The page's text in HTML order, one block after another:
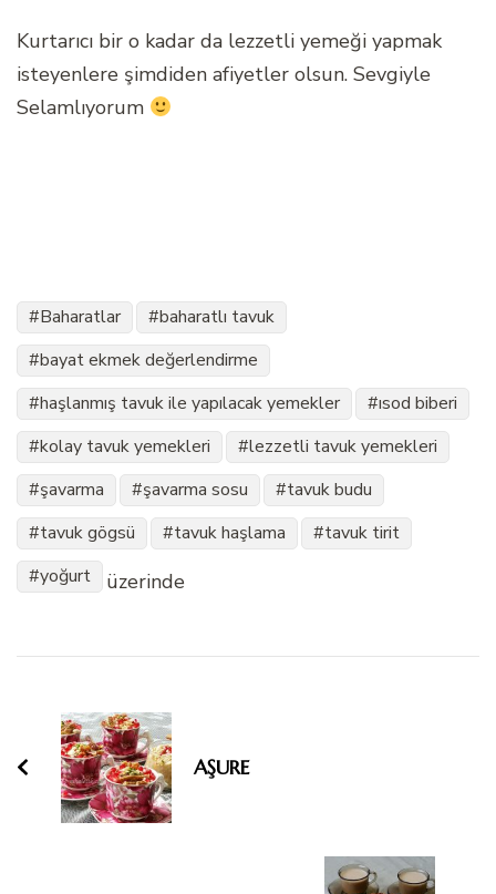
Kurtarıcı bir o kadar da lezzetli yemeği yapmak
isteyenlere şimdiden afiyetler olsun. Sevgiyle
Selamlıyorum
Baharatlar
baharatlı tavuk
bayat ekmek değerlendirme
haşlanmış tavuk ile yapılacak yemekler
ısod biberi
kolay tavuk yemekleri
lezzetli tavuk yemekleri
şavarma
şavarma sosu
tavuk budu
tavuk gögsü
tavuk haşlama
tavuk tirit
yoğurt
üzerinde
dolaşımı
AŞURE